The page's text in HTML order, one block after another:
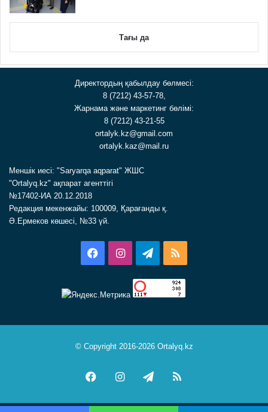
Тағы да
Директордың қабылдау бөлмесі:
8 (7212) 43-57-78,
Жарнама және маркетинг бөлімі:
8 (7212) 43-21-55
ortalyk.kz@gmail.com
ortalyk.kaz@mail.ru
Меншік иесі: "Saryarqa aqparat" ЖШС
"Ortalyq.kz" ақпарат агенттігі
№17402-ИА 20.12.2018
Редакция мекенжайы: 100009, Қарағанды қ.
Ә.Ермеков көшесі, №33 үй.
FacebookInstagramTelegram
© Copyright 2016-2026 Ortalyq.kz
FacebookInstagramTelegram